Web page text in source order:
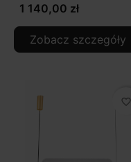
1 140,00 zł
Zobacz szczegóły
favorite_border